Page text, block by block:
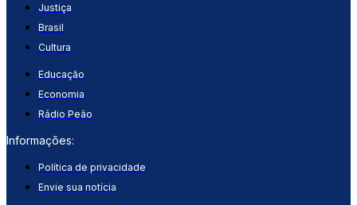
Justiça
Brasil
Cultura
Educação
Economia
Rádio Peão
Informações:
Política de privacidade
Envie sua notícia